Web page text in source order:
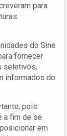
para
do Sine
fornecer
seletivos,
informados de
pois
a fim de se
em